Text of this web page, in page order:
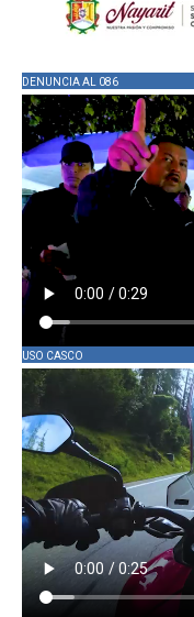
DENUNCIA AL 086
USO CASCO